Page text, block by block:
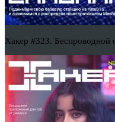
Хакер #323. Беспроводной